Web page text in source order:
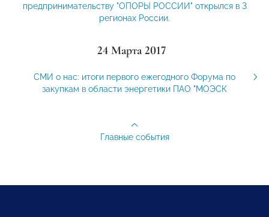
предпринимательству "ОПОРЫ РОССИИ" открылся в 3
регионах России.
24 Марта 2017
СМИ о нас: итоги первого ежегодного Форума по
закупкам в области энергетики ПАО "МОЭСК
Главные события